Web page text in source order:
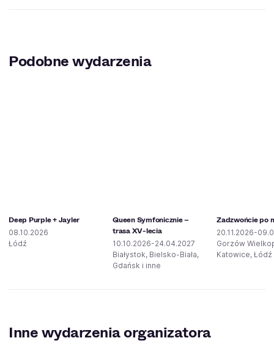
Podobne wydarzenia
Deep Purple + Jayler
08.10.2026
Łódź
Queen Symfonicznie –
trasa XV-lecia
10.10.2026-24.04.2027
Białystok, Bielsko-Biała,
Gdańsk i inne
Zadzwońcie po
20.11.2026-
Gorzów
Katowice, Łódź
Inne wydarzenia organizatora